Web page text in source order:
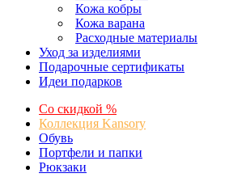
Кожа кобры
Кожа варана
Расходные материалы
Уход за изделиями
Подарочные сертификаты
Идеи подарков
Со скидкой %
Коллекция Kansory
Обувь
Портфели и папки
Рюкзаки